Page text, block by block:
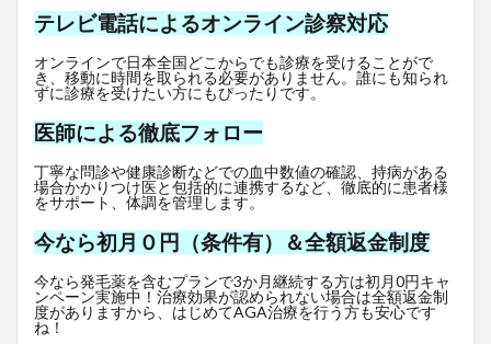
テレビ電話によるオンライン診察対応
オンラインで日本全国どこからでも診療を受けることがで
き、移動に時間を取られる必要がありません。誰にも知られ
ずに診療を受けたい方にもぴったりです。
医師による徹底フォロー
丁寧な問診や健康診断などでの血中数値の確認、持病がある
場合かかりつけ医と包括的に連携するなど、徹底的に患者様
をサポート、体調を管理します。
今なら初月０円（条件有）＆全額返金制度
今なら発毛薬を含むプランで3か月継続する方は初月0円キャ
ンペーン実施中！治療効果が認められない場合は全額返金制
度がありますから、はじめてAGA治療を行う方も安心です
ね！